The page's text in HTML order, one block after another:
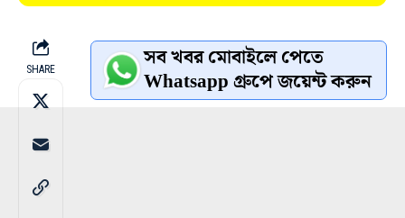
SHARE সব খবর মোবাইলে পেতে
Whatsapp গ্রুপে জয়েন্ট করুন